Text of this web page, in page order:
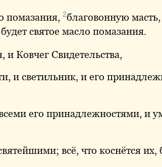
помазания, 2благовонную
святое масло помазания.
Ковчег Свидетельства,
и светильник, и его
его принадлежностями, и
всё, что коснётся их,